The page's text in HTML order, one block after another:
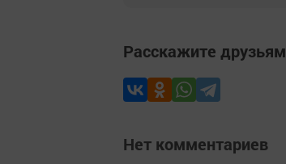
Расскажите друзьям
Нет комментариев